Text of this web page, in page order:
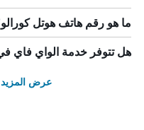
ما هو رقم هاتف هوتل
هل تتوفر خدمة الواي فاي
عرض المزيد